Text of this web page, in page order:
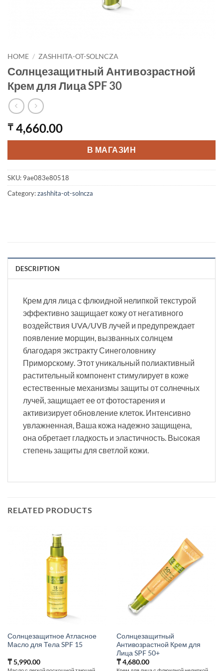
HOME / ZASHHITA-OT-SOLNCZA
Солнцезащитный Антивозрастной
Крем для Лица SPF 30
₸ 4,660.00
В МАГАЗИН
SKU: 9ae083e80518
Category:zashhita-ot-solncza
DESCRIPTION
Крем для лица с флюидной нелипкой текстурой
эффективно защищает кожу от негативного
воздействия UVA/UVB лучей и предупреждает
появление морщин, вызванных солнцем
благодаря экстракту Синеголовнику
Приморскому. Этот уникальный полиактивный
растительный компонент стимулирует в коже
естественные механизмы защиты от солнечных
лучей, защищает ее от фотостарения и
активизирует обновление клеток. Интенсивно
увлажненная, Ваша кожа надежно защищена,
она обретает гладкость и эластичность. Высокая
степень защиты для светлой кожи.
RELATED PRODUCTS
Солнцезащитное Атласное
Масло для Тела SPF 15
₸5,990.00
Солнцезащитный
Антивозрастной Крем для
Лица SPF 50+
₸4,680.00